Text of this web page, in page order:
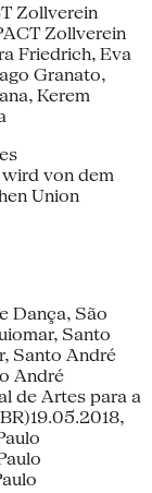
Zollverein
Zollverein
Friedrich, Eva
Granato,
Kerem
von dem
Union
Dança, São
Santo
Santo André
André
de Artes para a